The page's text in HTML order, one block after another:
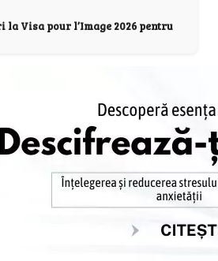
la Visa pour l’Image 2026 pentru